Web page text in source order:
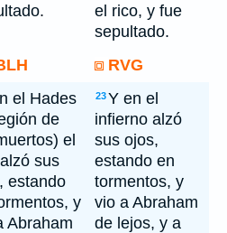
el rico, y fue
sepultado.
RVG
el Hades
de
el
sus
estando
y
Abraham
23Y en el
infierno alzó
sus ojos,
estando en
tormentos, y
vio a Abraham
de lejos, y a